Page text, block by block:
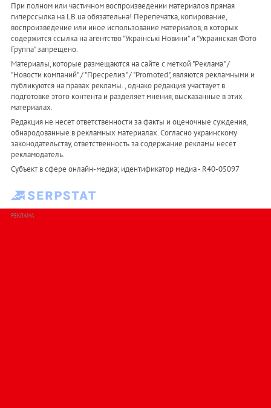
При полном или частичном воспроизведении материалов прямая
гиперссылка на LB.ua обязательна! Перепечатка, копирование,
воспроизведение или иное использование материалов, в которых
содержится ссылка на агентство "Українськi Новини" и "Украинская Фото
Группа" запрещено.
Материалы, которые размещаются на сайте с меткой "Реклама" /
"Новости компаний" / "Пресрелиз" / "Promoted", являются рекламными и
публикуются на правах рекламы. , однако редакция участвует в
подготовке этого контента и разделяет мнения, высказанные в этих
материалах.
Редакция не несет ответственности за факты и оценочные суждения,
обнародованные в рекламных материалах. Согласно украинскому
законодательству, ответственность за содержание рекламы несет
рекламодатель.
Субъект в сфере онлайн-медиа; идентификатор медиа - R40-05097
РЕКЛАМА